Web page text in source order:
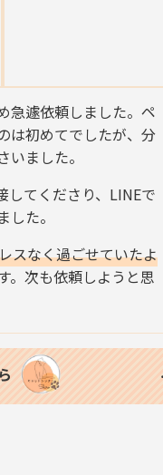
急遽依頼しました。ペ
は初めてでしたが、分
ました。
してくださり、LINEで
た。
スなく過ごせていたよ
。次も依頼しようと思